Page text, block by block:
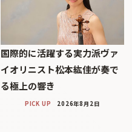
国際的に活躍する実力派ヴァ
イオリニスト松本紘佳が奏で
る極上の響き
PICK UP 2026年8月2日